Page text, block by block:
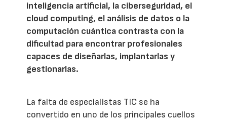
inteligencia artificial, la ciberseguridad, el
cloud computing, el análisis de datos o la
computación cuántica contrasta con la
dificultad para encontrar profesionales
capaces de diseñarlas, implantarlas y
gestionarlas.
La falta de especialistas TIC se ha
convertido en uno de los principales cuellos